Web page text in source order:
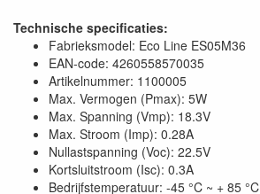
Technische specificaties:
Fabrieksmodel: Eco Line ES05M36
EAN-code: 4260558570035
Artikelnummer: 1100005
Max. Vermogen (Pmax): 5W
Max. Spanning (Vmp): 18.3V
Max. Stroom (Imp): 0.28A
Nullastspanning (Voc): 22.5V
Kortsluitstroom (Isc): 0.3A
Bedrijfstemperatuur: -45 °C ~ + 85 °C